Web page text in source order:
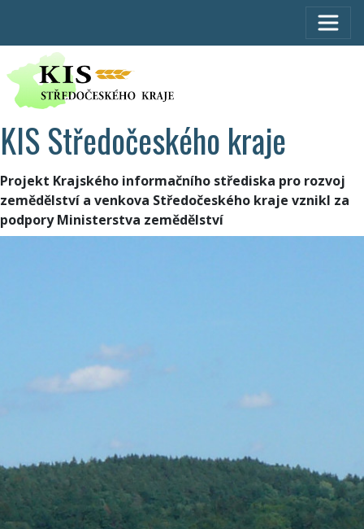
KIS Středočeského kraje
Projekt Krajského informačního střediska pro rozvoj
zemědělství a venkova Středočeského kraje vznikl za
podpory Ministerstva zemědělství